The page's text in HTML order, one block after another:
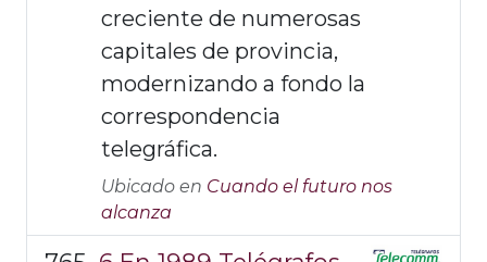
creciente de numerosas
capitales de provincia,
modernizando a fondo la
correspondencia
telegráfica.
Ubicado en Cuando el futuro nos
alcanza